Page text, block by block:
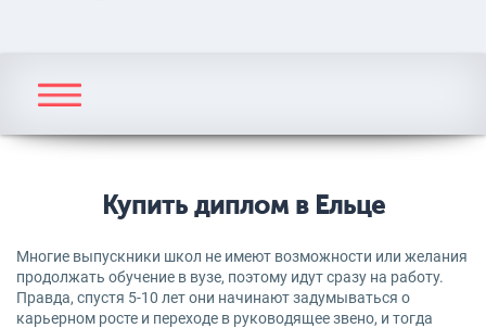
Купить диплом в Ельце
Многие выпускники школ не имеют возможности или желания
продолжать обучение в вузе, поэтому идут сразу на работу.
Правда, спустя 5-10 лет они начинают задумываться о
карьерном росте и переходе в руководящее звено, и тогда